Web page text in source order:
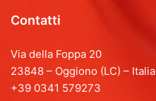
Contatti
Via della Foppa 20
23848 – Oggiono (LC) – Italia
+39 0341 579273